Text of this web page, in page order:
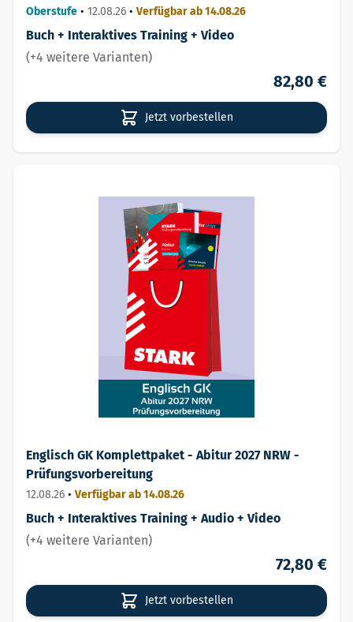
Oberstufe • 12.08.26 • Verfügbar ab 14.08.26
Buch + Interaktives Training + Video
(+4 weitere Varianten)
82,80 €
Jetzt vorbestellen
Englisch GK Komplettpaket - Abitur 2027 NRW -
Prüfungsvorbereitung
12.08.26 • Verfügbar ab 14.08.26
Buch + Interaktives Training + Audio + Video
(+4 weitere Varianten)
72,80 €
Jetzt vorbestellen